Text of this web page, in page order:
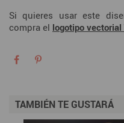
Si quieres usar este
compra el logotipo
TAMBIÉN TE GUSTARÁ